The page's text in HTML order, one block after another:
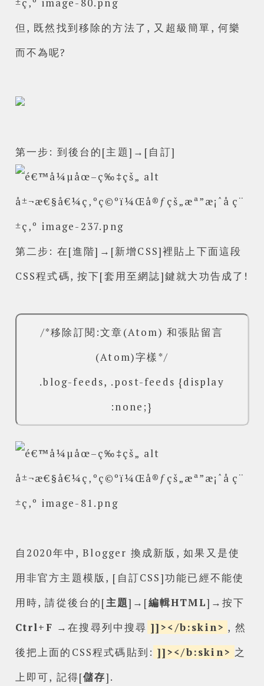
但, 既然找到移除的方法了, 又超級簡單, 何樂
而不為呢?
第一步: 到後台的[主題]→[自訂]
第二步: 在[進階] →[新增CSS]裡貼上下面這段
CSS程式碼, 按下[套用至網誌]鍵就大功告成了!
/*移除訂閱:文章(Atom) 和張貼留言
(Atom)字樣*/
.blog-feeds, .post-feeds {display
:none;}
自2020年中, Blogger 換成新版, 如果又是使
用非官方主題模版, [自訂CSS]功能已經不能使
用時, 請從後台的[主題]→[編輯HTML]→按下
Ctrl+F →在搜尋列中搜尋 ]]></b:skin> , 然
後把上面的CSS程式碼貼到: ]]></b:skin> 之
上即可, 記得[儲存].